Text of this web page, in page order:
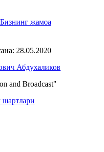
Бизнинг жамоа
28.05.2020
Абдухаликов
and Broadcast"